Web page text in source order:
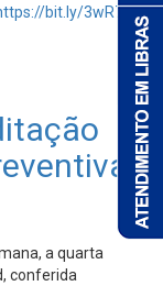
bit.ly/3wR7cCV.
a quarta
conferida